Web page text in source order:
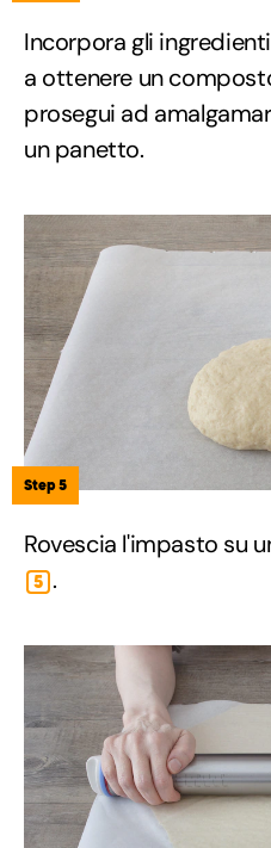
Incorpora gli
a ottenere un
prosegui ad
un panetto.
Step 5
Rovescia l'impasto su
5 .